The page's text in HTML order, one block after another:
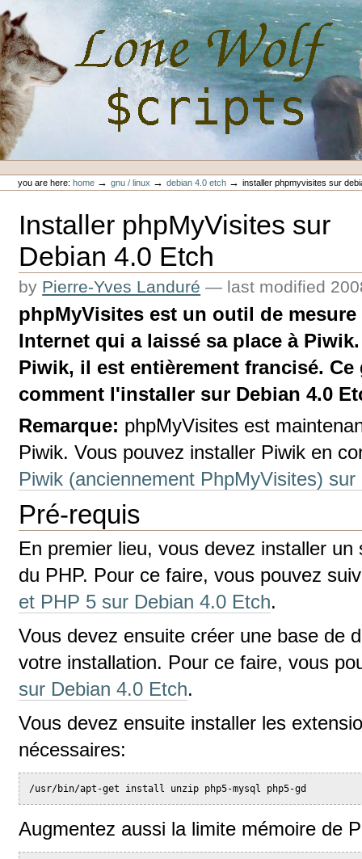
to
content.
Skip
to
navigation
Personal
tools
you are here: home →gnu / linux →debian 4.0 etch →installer phpmyvisites sur
Installer phpMyVisites sur
Debian 4.0 Etch
by Pierre-Yves Landuré — last modified
phpMyVisites est un outil de
Internet qui a laissé sa place à
Piwik, il est entièrement francisé.
comment l'installer sur Debian 4.0
Remarque: phpMyVisites est
Piwik. Vous pouvez installer Piwik en
Piwik (anciennement PhpMyVisites)
Pré-requis
En premier lieu, vous devez installer
du PHP. Pour ce faire, vous pouvez
et PHP 5 sur Debian 4.0 Etch.
Vous devez ensuite créer une base de
votre installation. Pour ce faire, vous
sur Debian 4.0 Etch.
Vous devez ensuite installer les
nécessaires:
/usr/bin/apt-get install unzip php5-mysql php5-gd
Augmentez aussi la limite mémoire de